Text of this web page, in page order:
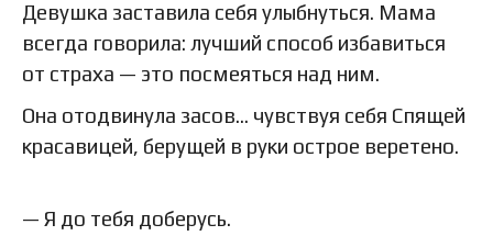
Девушка заставила себя улыбнуться. Мама
всегда говорила: лучший способ избавиться
от страха — это посмеяться над ним.
Она отодвинула засов… чувствуя себя Спящей
красавицей, берущей в руки острое веретено.
— Я до тебя доберусь.